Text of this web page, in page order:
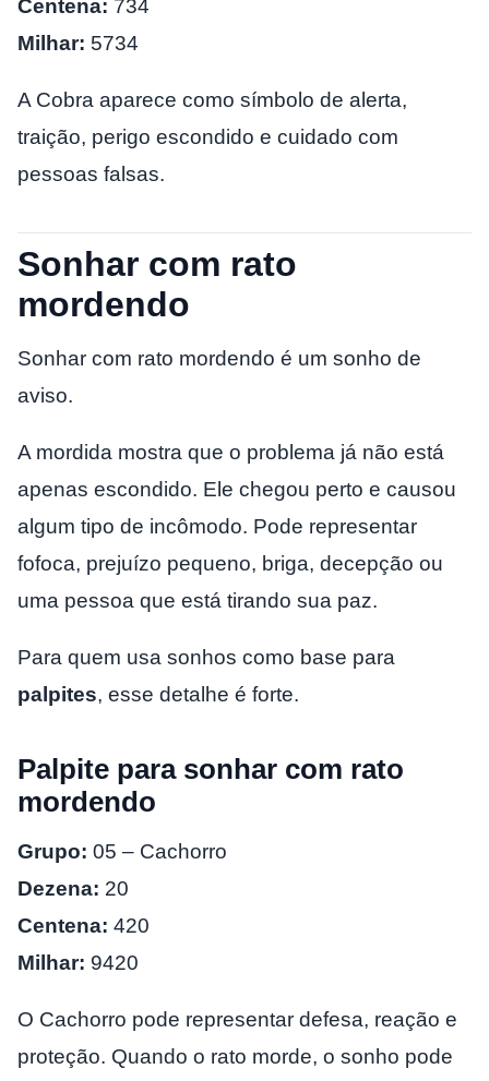
Centena: 734
Milhar: 5734
A Cobra aparece como símbolo de alerta,
traição, perigo escondido e cuidado com
pessoas falsas.
Sonhar com rato
mordendo
Sonhar com rato mordendo é um sonho de
aviso.
A mordida mostra que o problema já não está
apenas escondido. Ele chegou perto e causou
algum tipo de incômodo. Pode representar
fofoca, prejuízo pequeno, briga, decepção ou
uma pessoa que está tirando sua paz.
Para quem usa sonhos como base para
palpites, esse detalhe é forte.
Palpite para sonhar com rato
mordendo
Grupo: 05 – Cachorro
Dezena: 20
Centena: 420
Milhar: 9420
O Cachorro pode representar defesa, reação e
proteção. Quando o rato morde, o sonho pode